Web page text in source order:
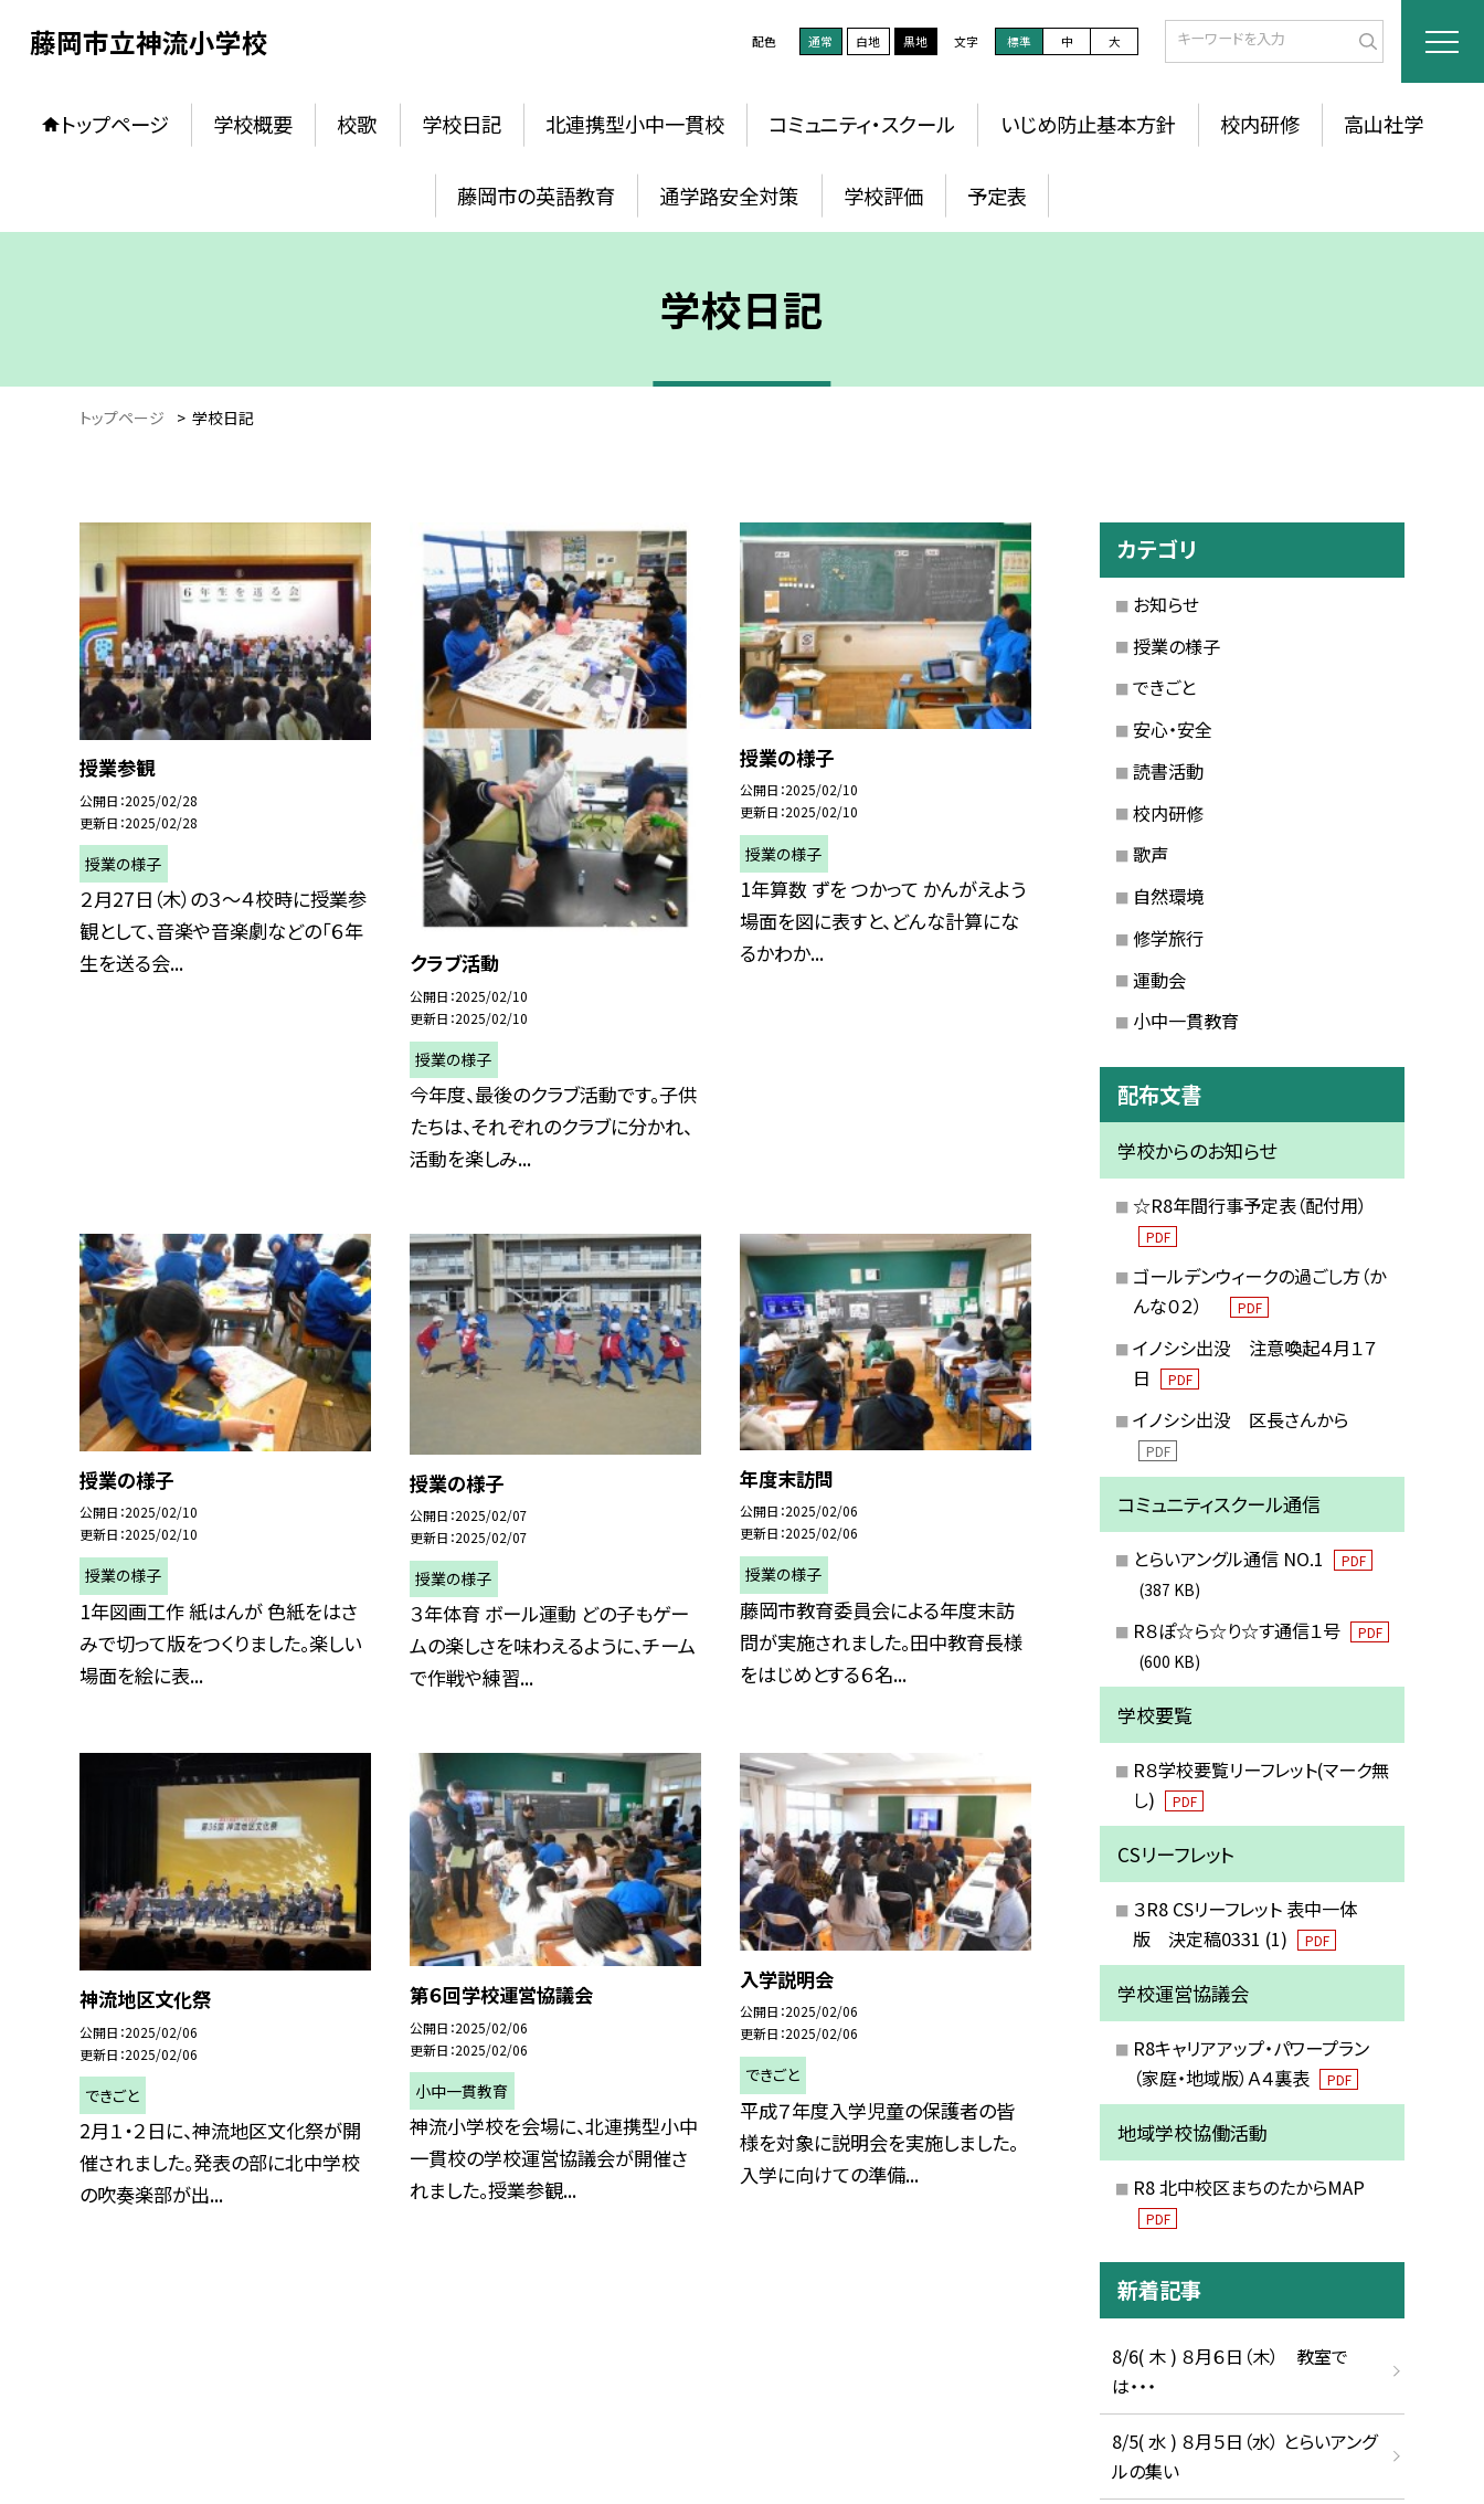
藤岡市立神流小学校 配色 通常 白地 黒地 文字 標準 中 大
トップページ 学校概要 校歌 学校日記 北連携型小中一貫校 コミュニティ・スクール いじめ防止基本方針 校内研修 高山社学
藤岡市の英語教育 通学路安全対策 学校評価 予定表
学校日記
トップページ > 学校日記
授業参観
公開日 2025/02/28
更新日 2025/02/28
授業の様子
２月27日（木）の３～４校時に授業参
観として、音楽や音楽劇などの「６年
生を送る会...
クラブ活動
公開日 2025/02/10
更新日 2025/02/10
授業の様子
今年度、最後のクラブ活動です。子供
たちは、それぞれのクラブに分かれ、
活動を楽しみ...
授業の様子
公開日 2025/02/10
更新日 2025/02/10
授業の様子
1年算数 ずを つかって かんがえよう
場面を図に表すと、どんな計算にな
るかわか...
授業の様子
公開日 2025/02/10
更新日 2025/02/10
授業の様子
1年図画工作 紙はんが 色紙をはさ
みで切って版をつくりました。楽しい
場面を絵に表...
授業の様子
公開日 2025/02/07
更新日 2025/02/07
授業の様子
３年体育 ボール運動 どの子もゲー
ムの楽しさを味わえるように、チーム
で作戦や練習...
年度末訪問
公開日 2025/02/06
更新日 2025/02/06
授業の様子
藤岡市教育委員会による年度末訪
問が実施されました。田中教育長様
をはじめとする６名...
神流地区文化祭
公開日 2025/02/06
更新日 2025/02/06
できごと
2月１・２日に、神流地区文化祭が開
催されました。発表の部に北中学校
の吹奏楽部が出...
第６回学校運営協議会
公開日 2025/02/06
更新日 2025/02/06
小中一貫教育
神流小学校を会場に、北連携型小中
一貫校の学校運営協議会が開催さ
れました。授業参観...
入学説明会
公開日 2025/02/06
更新日 2025/02/06
できごと
平成７年度入学児童の保護者の皆
様を対象に説明会を実施しました。
入学に向けての準備...
カテゴリ
お知らせ
授業の様子
できごと
安心・安全
読書活動
校内研修
歌声
自然環境
修学旅行
運動会
小中一貫教育
配布文書
学校からのお知らせ
☆R8年間行事予定表（配付用）
PDF
ゴールデンウィークの過ごし方（か
んな０２）
PDF
イノシシ出没 注意喚起４月１７
日
PDF
イノシシ出没 区長さんから
PDF
コミュニティスクール通信
とらいアングル通信 NO.1 PDF
(387 KB)
R８ぽ☆ら☆り☆す通信１号 PDF
(600 KB)
学校要覧
R８学校要覧リーフレット(マーク無
し)
PDF
CSリーフレット
３R8 CSリーフレット 表中一体
版 決定稿0331 (1)
PDF
学校運営協議会
R8キャリアアップ・パワープラン
（家庭・地域版）Ａ４裏表
PDF
地域学校協働活動
R8 北中校区まちのたからMAP
PDF
新着記事
8/6( 木 ) ８月６日（木） 教室で
は・・・
8/5( 水 ) ８月５日（水） とらいアング
ルの集い